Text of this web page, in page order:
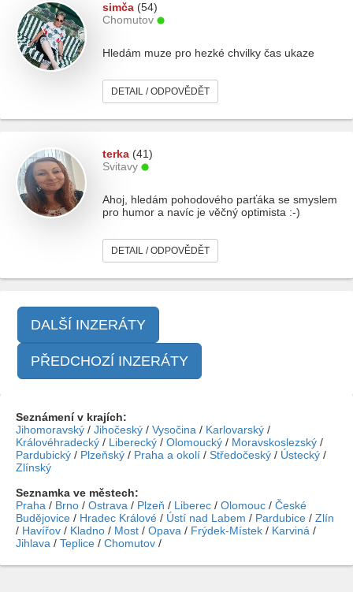
simča (54)
Chomutov
Hledám muze pro hezké chvilky čas ukaze
DETAIL / ODPOVĚDĚT
terka (41)
Svitavy
Ahoj, hledám pohodového parťáka se smyslem
pro humor a navíc je věčný optimista :-)
DETAIL / ODPOVĚDĚT
DALŠÍ INZERÁTY
PŘEDCHOZÍ INZERÁTY
Seznámení v krajích:
Jihomoravský / Jihočeský / Vysočina / Karlovarský /
Královéhradecký / Liberecký / Olomoucký / Moravskoslezský /
Pardubický / Plzeňský / Praha a okolí / Středočeský / Ústecký /
Zlínský
Seznamka ve městech:
Praha / Brno / Ostrava / Plzeň / Liberec / Olomouc / České
Budějovice / Hradec Králové / Ústí nad Labem / Pardubice / Zlín
/ Havířov / Kladno / Most / Opava / Frýdek-Místek / Karviná /
Jihlava / Teplice / Chomutov /